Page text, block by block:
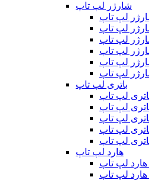
شارژر لپ تاپ
باتری لپ تاپ
هارد لپ تاپ